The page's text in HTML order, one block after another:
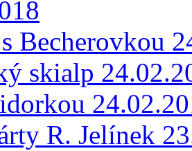
Becherovkou
skialp
R. Jelínek